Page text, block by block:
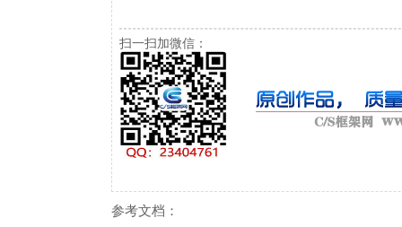
扫一扫加微信：
参考文档：